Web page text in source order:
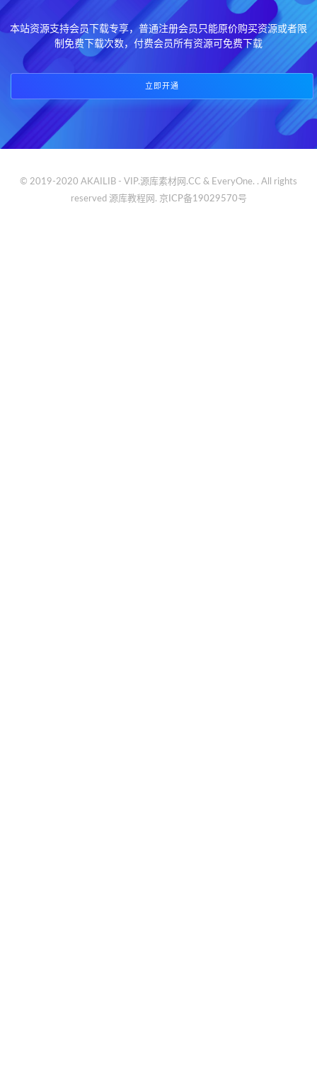
本站资源支持会员下载专享，普通注册会员只能原价购买资源或者限
制免费下载次数，付费会员所有资源可免费下载
立即开通
© 2019-2020 AKAILIB - VIP.源库素材网.CC & EveryOne. . All rights
reserved 源库教程网. 京ICP备19029570号